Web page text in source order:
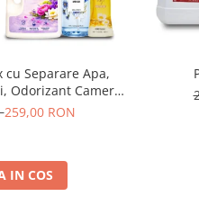
cu Separare Apa,
Odorizant Camera
Spuma
259,00 RON
IN COS